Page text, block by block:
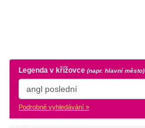
Legenda v křížovce (napr. hlavní město)
Podrobné vyhledávání »